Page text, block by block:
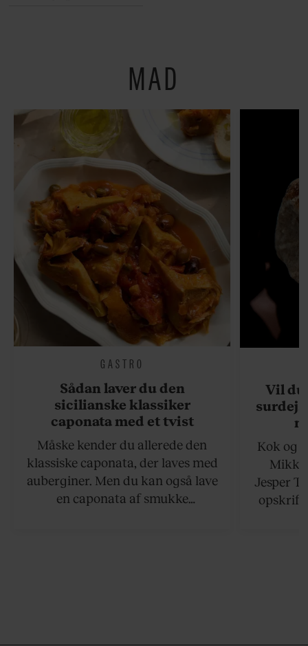
MAD
GASTRO
Sådan laver du den
sicilianske klassiker
caponata med et tvist
Måske kender du allerede den
klassiske caponata, der laves med
auberginer. Men du kan også lave
en caponata af smukke
Vil du
Kok og
Jesper
opskrift